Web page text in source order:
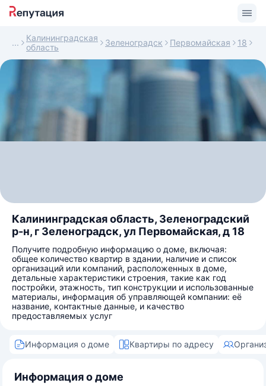
Калининградская
область
Зеленоградск Первомайская 18
Калининградская область, Зеленоградский
р-н, г Зеленоградск, ул Первомайская, д 18
Получите подробную информацию о доме, включая:
общее количество квартир в здании, наличие и список
организаций или компаний, расположенных в доме,
детальные характеристики строения, такие как год
постройки, этажность, тип конструкции и использованные
материалы, информация об управляющей компании: её
название, контактные данные, и качество
предоставляемых услуг
Информация о доме Квартиры по адресу
Информация о доме